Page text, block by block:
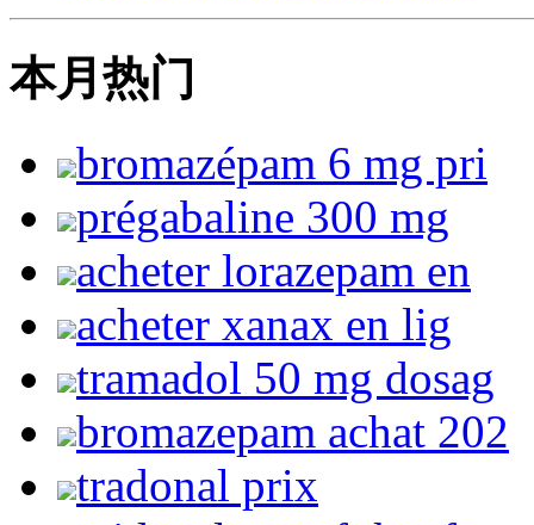
本月热门
bromazépam 6 mg pri
prégabaline 300 mg
acheter lorazepam en
acheter xanax en lig
tramadol 50 mg dosag
bromazepam achat 202
tradonal prix